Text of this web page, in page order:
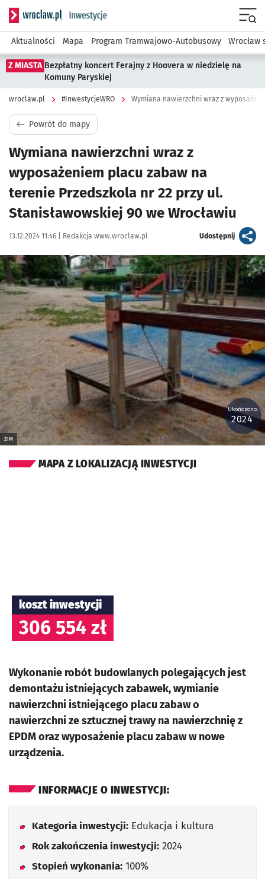
Serwis informacyjny wroclaw.pl podserwis:
Aktualności Mapa Program Tramwajowo-Autobusowy Wrocław
Z MIASTA Bezpłatny koncert Ferajny z Hoovera w niedzielę na
Komuny Paryskiej
wroclaw.pl #InwestycjeWRO
Powrót do mapy
Wymiana nawierzchni wraz z
wyposażeniem placu zabaw na
terenie Przedszkola nr 22 przy ul.
Stanisławowskiej 90 we Wrocławiu
Data publikacji:
13.12.2024 11:46 | Autor:
Redakcja www.wroclaw.pl Udostępnijartykuł
Kliknij, aby powiększyć
ZIM
Ukończono:
2024
MAPA Z LOKALIZACJĄ INWESTYCJI
koszt inwestycji
306 554 zł
Wykonanie robót budowlanych polegających jest
demontażu istniejących zabawek, wymianie
nawierzchni istniejącego placu zabaw o
nawierzchni ze sztucznej trawy na nawierzchnię z
EPDM oraz wyposażenie placu zabaw w nowe
urządzenia.
INFORMACJE O INWESTYCJI:
Kategoria inwestycji: Edukacja i kultura
Rok zakończenia inwestycji: 2024
Stopień wykonania: 100%